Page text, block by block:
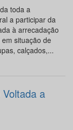
toda a
a participar da
à arrecadação
situação de
calçados,...
a